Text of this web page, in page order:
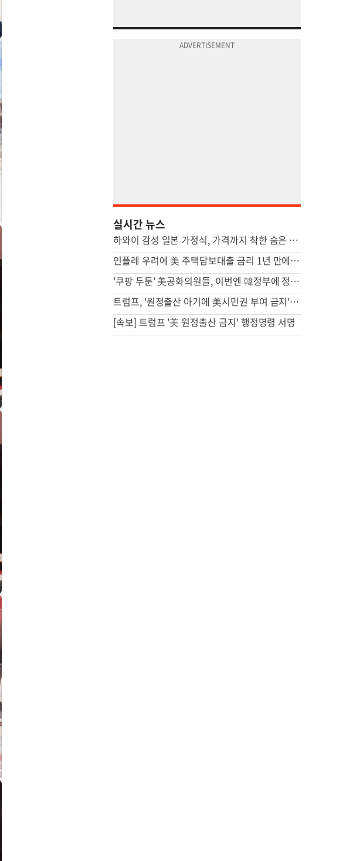
실시간 뉴스
하와이 감성 일본 가정식, 가격까지 착한 숨은 맛집 [영상]
인플레 우려에 美 주택담보대출 금리 1년 만에 최고
'쿠팡 두둔' 美공화의원들, 이번엔 韓정부에 정통망법 압박 서한
트럼프, '원정출산 아기에 美시민권 부여 금지' 행정명령 서명
[속보] 트럼프 '美 원정출산 금지' 행정명령 서명